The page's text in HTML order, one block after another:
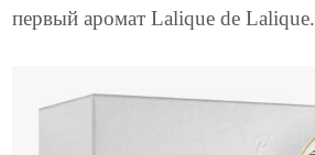
первый аромат Lalique de Lalique.